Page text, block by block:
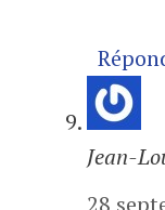
Jean-
28